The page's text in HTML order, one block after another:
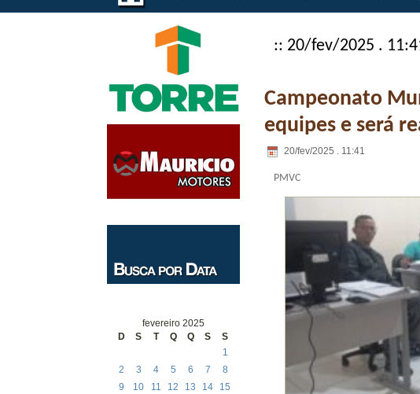
fevereiro 2025
D
S T Q Q S S
1
2
3 4 5 6 7
8
9
10 11 12 13 14
15
:: 20/fev/2025 .
Campeonato
equipes e será
20/fev/2025 . 11:41
PMVC